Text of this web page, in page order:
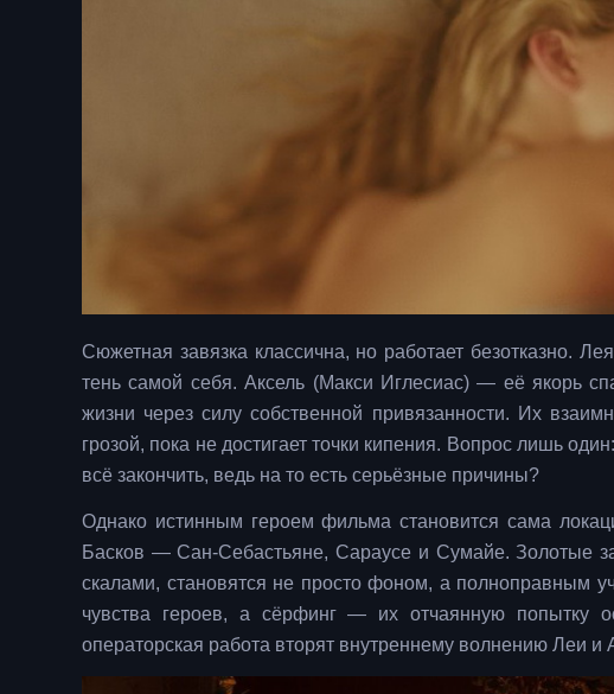
Сюжетная завязка классична, но работает безотказно.
тень самой себя. Аксель (Макси Иглесиас) — её якорь
жизни через силу собственной привязанности. Их
грозой, пока не достигает точки кипения. Вопрос лишь
всё закончить, ведь на то есть серьёзные причины?
Однако истинным героем фильма становится сама
Басков — Сан-Себастьяне, Сараусе и Сумайе. Золотые
скалами, становятся не просто фоном, а полноправным
чувства героев, а сёрфинг — их отчаянную попытку
операторская работа вторят внутреннему волнению Леи и